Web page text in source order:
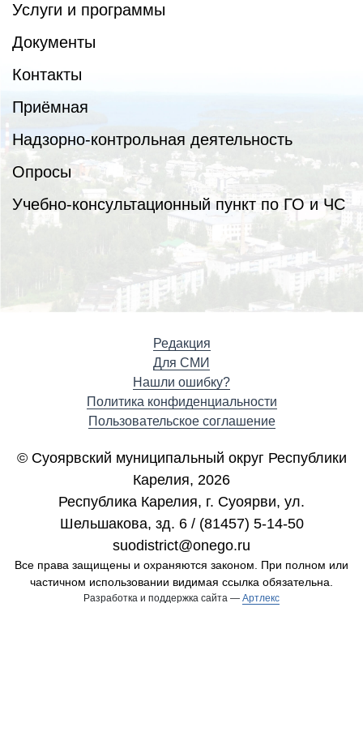
Услуги и программы
Документы
Контакты
Приёмная
Надзорно-контрольная деятельность
Опросы
Учебно-консультационный пункт по ГО и ЧС
Редакция
Для СМИ
Нашли ошибку?
Политика конфиденциальности
Пользовательское соглашение
© Суоярвский муниципальный округ Республики
Карелия, 2026
Республика Карелия, г. Cуоярви, ул.
Шельшакова, зд. 6 / (81457) 5-14-50
suodistrict@onego.ru
Все права защищены и охраняются законом. При полном или
частичном использовании видимая ссылка обязательна.
Разработка и поддержка сайта — Артлекс